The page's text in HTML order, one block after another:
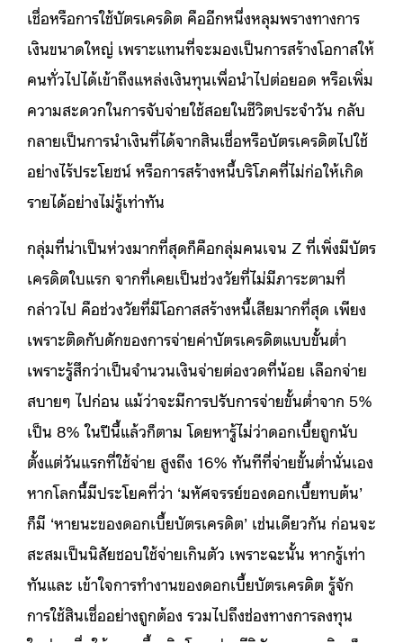
เชื่อหรือการใช้บัตรเครดิต คืออีกหนึ่งหลุมพรางทางการ
เงินขนาดใหญ่ เพราะแทนที่จะมองเป็นการสร้างโอกาสให้
คนทั่วไปได้เข้าถึงแหล่งเงินทุนเพื่อนำไปต่อยอด หรือเพิ่ม
ความสะดวกในการจับจ่ายใช้สอยในชีวิตประจำวัน กลับ
กลายเป็นการนำเงินที่ได้จากสินเชื่อหรือบัตรเครดิตไปใช้
อย่างไร้ประโยชน์ หรือการสร้างหนี้บริโภคที่ไม่ก่อให้เกิด
รายได้อย่างไม่รู้เท่าทัน
กลุ่มที่น่าเป็นห่วงมากที่สุดก็คือกลุ่มคนเจน Z ที่เพิ่งมีบัตร
เครดิตใบแรก จากที่เคยเป็นช่วงวัยที่ไม่มีภาระตามที่
กล่าวไป คือช่วงวัยที่มีโอกาสสร้างหนี้เสียมากที่สุด เพียง
เพราะติดกับดักของการจ่ายค่าบัตรเครดิตแบบขั้นต่ำ
เพราะรู้สึกว่าเป็นจำนวนเงินจ่ายต่องวดที่น้อย เลือกจ่าย
สบายๆ ไปก่อน แม้ว่าจะมีการปรับการจ่ายขั้นต่ำจาก 5%
เป็น 8% ในปีนี้แล้วก็ตาม โดยหารู้ไม่ว่าดอกเบี้ยถูกนับ
ตั้งแต่วันแรกที่ใช้จ่าย สูงถึง 16% ทันทีที่จ่ายขั้นต่ำนั่นเอง
หากโลกนี้มีประโยคที่ว่า ‘มหัศจรรย์ของดอกเบี้ยทบต้น’
ก็มี ‘หายนะของดอกเบี้ยบัตรเครดิต’ เช่นเดียวกัน ก่อนจะ
สะสมเป็นนิสัยชอบใช้จ่ายเกินตัว เพราะฉะนั้น หากรู้เท่า
ทันและ เข้าใจการทำงานของดอกเบี้ยบัตรเครดิต รู้จัก
การใช้สินเชื่ออย่างถูกต้อง รวมไปถึงช่องทางการลงทุน